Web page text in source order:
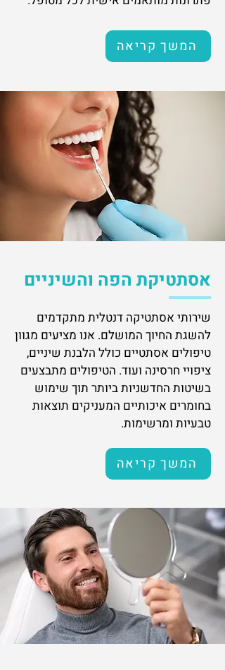
המשך קריאה
אסתטיקת הפה והשיניים
שירותי אסתטיקה דנטלית מתקדמים
להשגת החיוך המושלם. אנו מציעים מגוון
טיפולים אסתטיים כולל הלבנת שיניים,
ציפויי חרסינה ועוד. הטיפולים מתבצעים
בשיטות החדשניות ביותר תוך שימוש
בחומרים איכותיים המעניקים תוצאות
טבעיות ומרשימות.
המשך קריאה